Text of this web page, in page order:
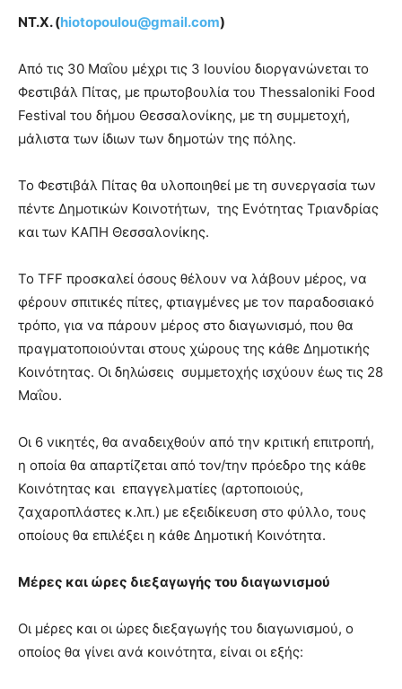
ΝΤ.Χ. (hiotopoulou@gmail.com)
Από τις 30 Μαΐου μέχρι τις 3 Ιουνίου διοργανώνεται το
Φεστιβάλ Πίτας, με πρωτοβουλία του Thessaloniki Food
Festival του δήμου Θεσσαλονίκης, με τη συμμετοχή,
μάλιστα των ίδιων των δημοτών της πόλης.
Το Φεστιβάλ Πίτας θα υλοποιηθεί με τη συνεργασία των
πέντε Δημοτικών Κοινοτήτων, της Ενότητας Τριανδρίας
και των ΚΑΠΗ Θεσσαλονίκης.
Το TFF προσκαλεί όσους θέλουν να λάβουν μέρος, να
φέρουν σπιτικές πίτες, φτιαγμένες με τον παραδοσιακό
τρόπο, για να πάρουν μέρος στο διαγωνισμό, που θα
πραγματοποιούνται στους χώρους της κάθε Δημοτικής
Κοινότητας. Οι δηλώσεις συμμετοχής ισχύουν έως τις 28
Μαΐου.
Οι 6 νικητές, θα αναδειχθούν από την κριτική επιτροπή,
η οποία θα απαρτίζεται από τον/την πρόεδρο της κάθε
Κοινότητας και επαγγελματίες (αρτοποιούς,
ζαχαροπλάστες κ.λπ.) με εξειδίκευση στο φύλλο, τους
οποίους θα επιλέξει η κάθε Δημοτική Κοινότητα.
Μέρες και ώρες διεξαγωγής του διαγωνισμού
Oι μέρες και οι ώρες διεξαγωγής του διαγωνισμού, ο
οποίος θα γίνει ανά κοινότητα, είναι οι εξής: